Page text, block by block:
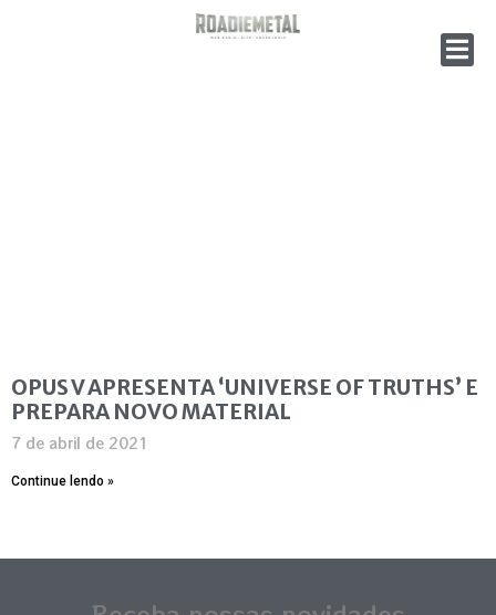
OPUS V APRESENTA ‘UNIVERSE OF TRUTHS’ E
PREPARA NOVO MATERIAL
7 de abril de 2021
Continue lendo »